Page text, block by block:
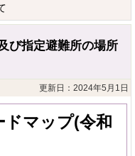
び指定避難所の場所
更新日：2024年5月1日
ドマップ(令和